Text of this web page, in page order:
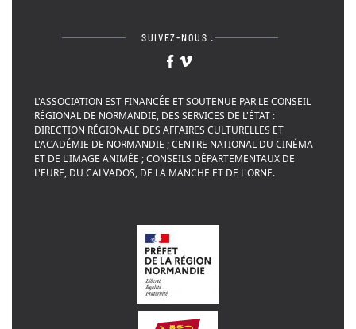
SUIVEZ-NOUS :
L'ASSOCIATION EST FINANCÉE ET SOUTENUE PAR LE CONSEIL
RÉGIONAL DE NORMANDIE, DES SERVICES DE L'ÉTAT :
DIRECTION RÉGIONALE DES AFFAIRES CULTURELLES ET
L'ACADÉMIE DE NORMANDIE ; CENTRE NATIONAL DU CINÉMA
ET DE L'IMAGE ANIMÉE ; CONSEILS DÉPARTEMENTAUX DE
L'EURE, DU CALVADOS, DE LA MANCHE ET DE L'ORNE.